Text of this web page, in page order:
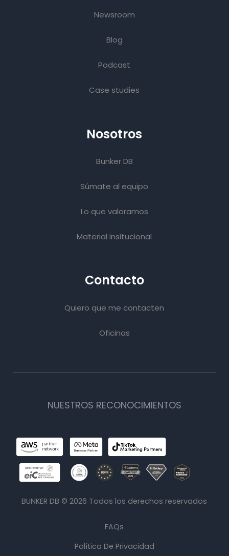
Newsroom
Blog
Podcast
Case studies
Nosotros
Bunker DB
Súmate al equipo
Lo que valoramos
Material insitucional
Contacto
Quiero que me contacten
Oficinas
NUESTROS RECONOCIMIENTOS
BUNKER DB ©2026 Todos los derechos reservados
FAQs
Política De Privacidad